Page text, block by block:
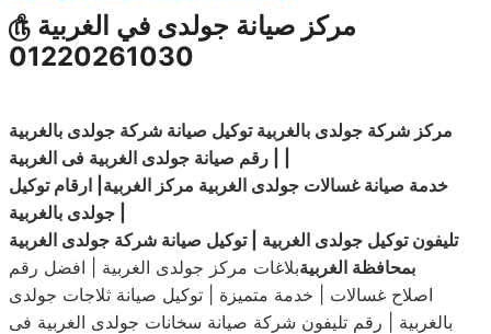
مركز صيانة جولدى في الغربية ௹
01220261030
خدمة صيانة غسالات جولدى الغربية مركز الغربية| ارقام توكيل
تليفون توكيل جولدى الغربية | توكيل صيانة شركة جولدى الغربية
بمحافظة الغربيةبلاغات مركز جولدى الغربية | افضل رقم
اصلاح غسالات | خدمة متميزة | توكيل صيانة ثلاجات جولدى
بالغربية | رقم تليفون شركة صيانة سخانات جولدى الغربية فى